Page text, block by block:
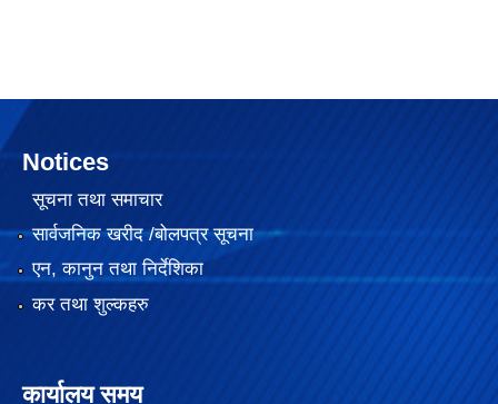
Notices
सूचना तथा समाचार
सार्वजनिक खरीद /बोलपत्र सूचना
एन, कानुन तथा निर्देशिका
कर तथा शुल्कहरु
कार्यालय समय